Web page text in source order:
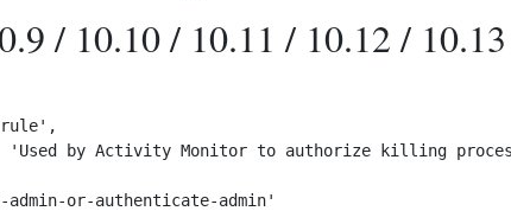
/ 10.10 / 10.11 / 10.12 /
'Used by Activity Monitor to authorize killing
admin-or-authenticate-admin'